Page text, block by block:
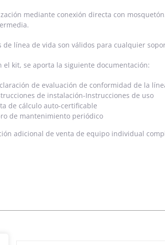
mediante conexión directa con
de línea de vida son válidos para cualquier
el kit, se aporta la siguiente documentación:
de evaluación de conformidad de la
de instalación-Instrucciones de uso
de cálculo auto-certificable
de mantenimiento periódico
adicional de venta de equipo individual